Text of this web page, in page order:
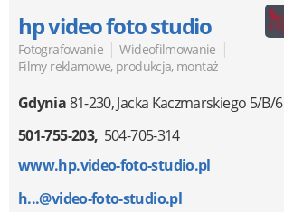
hp video foto studio
Fotografowanie | Wideofilmowanie |
Filmy reklamowe, produkcja, montaż
Gdynia81-230,Jacka Kaczmarskiego 5/B/6
501-755-203 504-705-314
www.hp.video-foto-studio.pl
h...@video-foto-studio.pl